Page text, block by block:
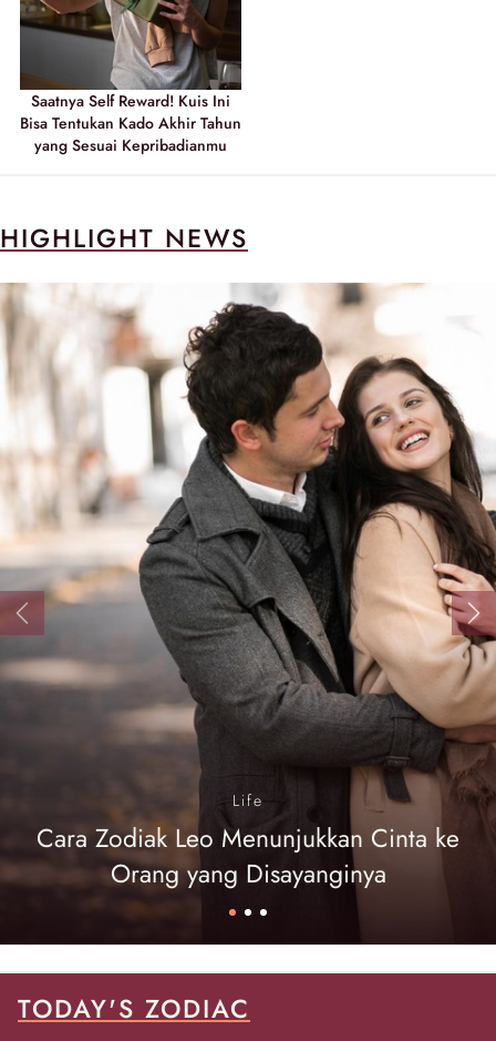
Saatnya Self Reward! Kuis Ini
Bisa Tentukan Kado Akhir Tahun
yang Sesuai Kepribadianmu
HIGHLIGHT NEWS
Life
Cara Zodiak Leo Menunjukkan Cinta ke
Orang yang Disayanginya
Previous
TODAY'S ZODIAC